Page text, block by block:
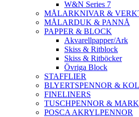
W&N Series 7
MÅLARKNIVAR &
MÅLARDUK & PANNÅ
PAPPER & BLOCK
Akvarellpapper/Ark
Skiss & Ritblock
Skiss & Ritböcker
Övriga Block
STAFFLIER
BLYERTSPENNOR & KOL
FINELINERS
TUSCHPENNOR &
POSCA AKRYLPENNOR